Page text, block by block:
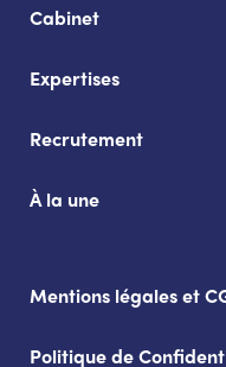
Cabinet
Expertises
Recrutement
À la une
Mentions légales et
Politique de